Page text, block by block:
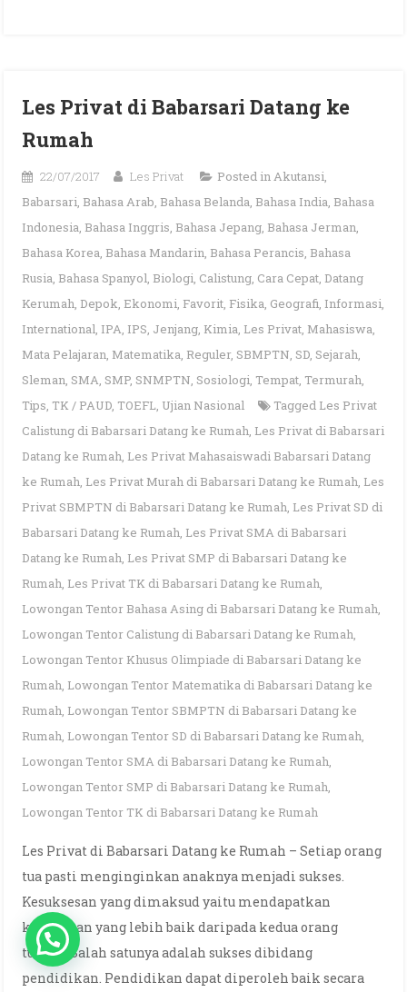
Les Privat di Babarsari Datang ke
Rumah
22/07/2017 Les Privat Posted inAkutansi,
Babarsari, Bahasa Arab, Bahasa Belanda, Bahasa India, Bahasa
Indonesia, Bahasa Inggris, Bahasa Jepang, Bahasa Jerman,
Bahasa Korea, Bahasa Mandarin, Bahasa Perancis, Bahasa
Rusia, Bahasa Spanyol, Biologi, Calistung, Cara Cepat, Datang
Kerumah, Depok, Ekonomi, Favorit, Fisika, Geografi, Informasi,
International, IPA, IPS, Jenjang, Kimia, Les Privat, Mahasiswa,
Mata Pelajaran, Matematika, Reguler, SBMPTN, SD, Sejarah,
Sleman, SMA, SMP, SNMPTN, Sosiologi, Tempat, Termurah,
Tips, TK / PAUD, TOEFL, Ujian Nasional Tagged Les Privat
Calistung di Babarsari Datang ke Rumah, Les Privat di Babarsari
Datang ke Rumah, Les Privat Mahasaiswadi Babarsari Datang
ke Rumah, Les Privat Murah di Babarsari Datang ke Rumah, Les
Privat SBMPTN di Babarsari Datang ke Rumah, Les Privat SD di
Babarsari Datang ke Rumah, Les Privat SMA di Babarsari
Datang ke Rumah, Les Privat SMP di Babarsari Datang ke
Rumah, Les Privat TK di Babarsari Datang ke Rumah,
Lowongan Tentor Bahasa Asing di Babarsari Datang ke Rumah,
Lowongan Tentor Calistung di Babarsari Datang ke Rumah,
Lowongan Tentor Khusus Olimpiade di Babarsari Datang ke
Rumah, Lowongan Tentor Matematika di Babarsari Datang ke
Rumah, Lowongan Tentor SBMPTN di Babarsari Datang ke
Rumah, Lowongan Tentor SD di Babarsari Datang ke Rumah,
Lowongan Tentor SMA di Babarsari Datang ke Rumah,
Lowongan Tentor SMP di Babarsari Datang ke Rumah,
Lowongan Tentor TK di Babarsari Datang ke Rumah
Les Privat di Babarsari Datang ke Rumah – Setiap orang
tua pasti menginginkan anaknya menjadi sukses.
Kesuksesan yang dimaksud yaitu mendapatkan
kehidupan yang lebih baik daripada kedua orang
tuanya. Salah satunya adalah sukses dibidang
pendidikan. Pendidikan dapat diperoleh baik secara